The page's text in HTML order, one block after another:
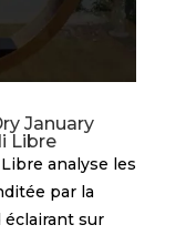
January
Libre
analyse les
par la
éclairant sur